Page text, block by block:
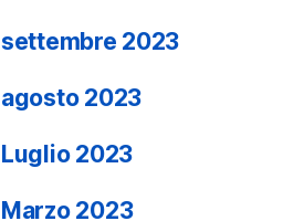
settembre 2023
agosto 2023
Luglio 2023
Marzo 2023